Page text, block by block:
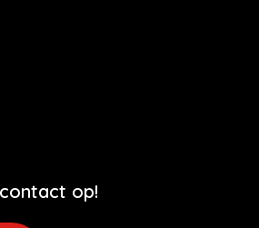
op!